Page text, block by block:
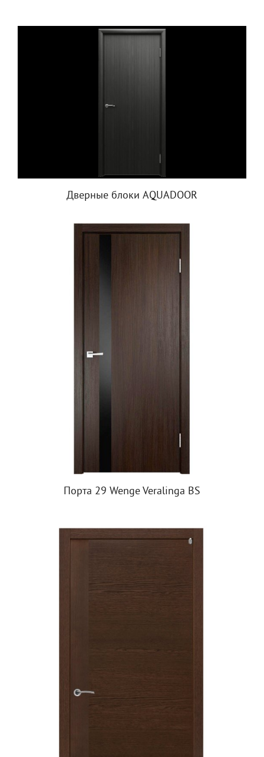
Дверные блоки AQUADOOR
Порта 29 Wenge Veralinga BS